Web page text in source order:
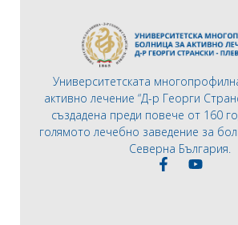
Университетската
активно лечение “Д-р Георги
създадена преди повече от 160
голямото лечебно заведение за
Северна България.